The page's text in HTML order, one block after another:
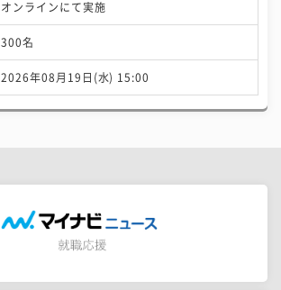
オンラインにて実施
300名
2026年08月19日(水) 15:00